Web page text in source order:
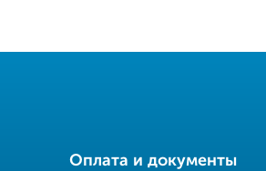
Оплата и документы